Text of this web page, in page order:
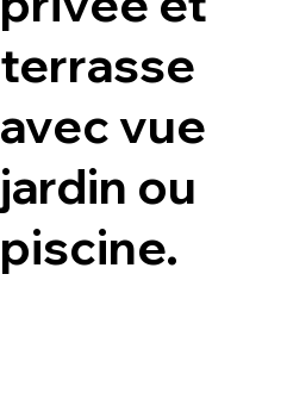
terrasse
avec vue
jardin ou
piscine.